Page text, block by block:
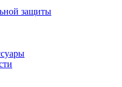
защиты